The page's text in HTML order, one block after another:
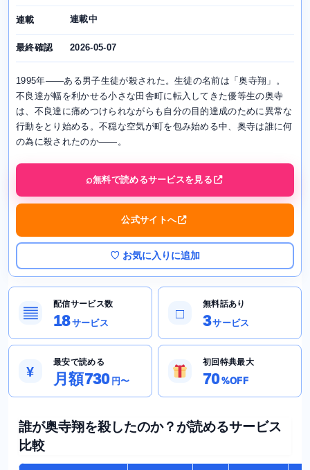
連載 連載中
最終確認 2026-05-07
1995年――ある男子生徒が殺された。生徒の名前は「奥寺翔」。
不良達が幅を利かせる小さな田舎町に転入してきた優等生の奥寺
は、不良達に痛めつけられながらも自分の目的達成のために異常な
行動をとり始める。不穏な空気が町を包み始める中、奥寺は誰に何
の為に殺されたのか――。
無料で読めるサービスを見る
公式サイトへ
♡ お気に入りに追加
▤
配信サービス数
18サービス
□
無料話あり
3サービス
¥
最安で読める
月額730 円〜
初回特典最大
70%OFF
誰が奥寺翔を殺したのか？が読めるサービス
比較